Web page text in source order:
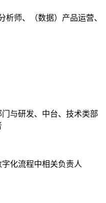
析师、（数据）产品运营、
与研发、中台、技术类部
化流程中相关负责人